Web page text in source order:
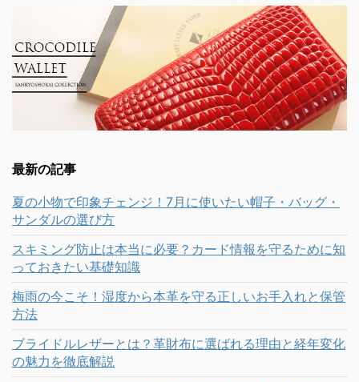
最新の記事
夏の小物で印象チェンジ！7月に使いたい帽子・バッグ・
サンダルの選び方
スキミング防止は本当に必要？カード情報を守るために知
っておきたい基礎知識
梅雨の今こそ！湿度から本革を守る正しいお手入れと保管
方法
ブライドルレザーとは？革財布に選ばれる理由と経年変化
の魅力を徹底解説